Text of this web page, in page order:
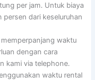
per jam. Untuk biaya
persen dari keseluruhan
waktu
dengan cara
kami via telephone.
waktu rental